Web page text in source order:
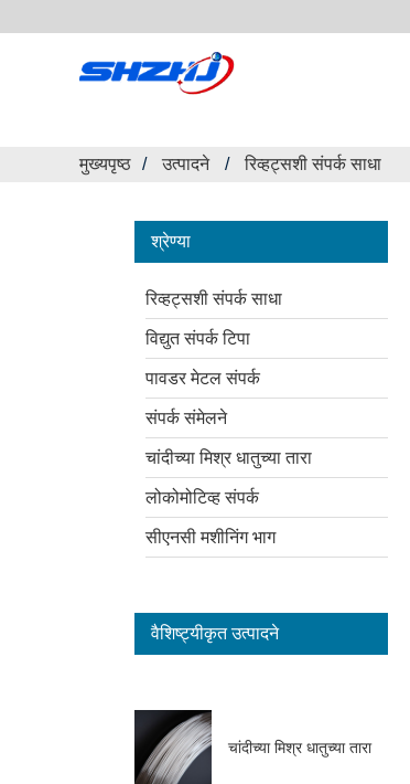
मुख्यपृष्ठ उत्पादने रिव्हट्सशी संपर्क साधा
श्रेण्या
रिव्हट्सशी संपर्क साधा
विद्युत संपर्क टिपा
पावडर मेटल संपर्क
संपर्क संमेलने
चांदीच्या मिश्र धातुच्या तारा
लोकोमोटिव्ह संपर्क
सीएनसी मशीनिंग भाग
वैशिष्ट्यीकृत उत्पादने
चांदीच्या मिश्र धातुच्या तारा